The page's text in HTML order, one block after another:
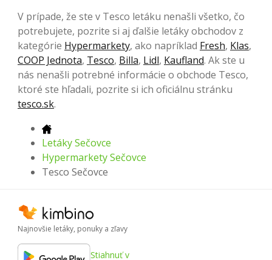
V prípade, že ste v Tesco letáku nenašli všetko, čo
potrebujete, pozrite si aj ďalšie letáky obchodov z
kategórie Hypermarkety, ako napríklad Fresh, Klas,
COOP Jednota, Tesco, Billa, Lidl, Kaufland. Ak ste u
nás nenašli potrebné informácie o obchode Tesco,
ktoré ste hľadali, pozrite si ich oficiálnu stránku
tesco.sk.
Letáky Sečovce
Hypermarkety Sečovce
Tesco Sečovce
Najnovšie letáky, ponuky a zľavy
Stiahnuť v